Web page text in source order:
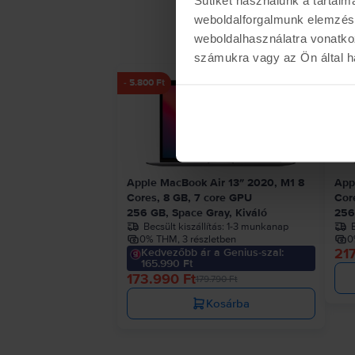
weboldalforgalmunk
weboldalhasználatra
számukra vagy az Ön által
- 5.800 Ft
Apple MacBook Air 13″ 2020, M1 8
Cores, 8 GB, 7 core GPU
256 GB, Space Gray, Kiváló
Becsült kiszállítás: 1-3 munkanap
0% THM, 3 részletben
Kedvezőbb ár a Genius-szal:
165.990 Ft
173.990 Ft179.790 Ft
Kosárba